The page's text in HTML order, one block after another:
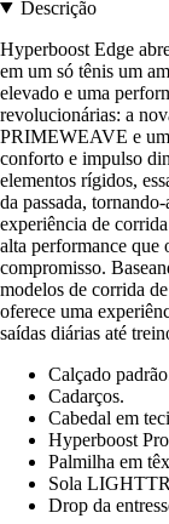
Descrição
Hyperboost Edge
em um só tênis um
elevado e uma
revolucionárias: a
PRIMEWEAVE e
conforto e impulso
elementos rígidos,
da passada,
experiência de
alta performance que
compromisso.
modelos de corrida
oferece uma
saídas diárias até
Calçado
Cadarços.
Cabedal em
Hyperboost
Palmilha em
Sola
Drop da